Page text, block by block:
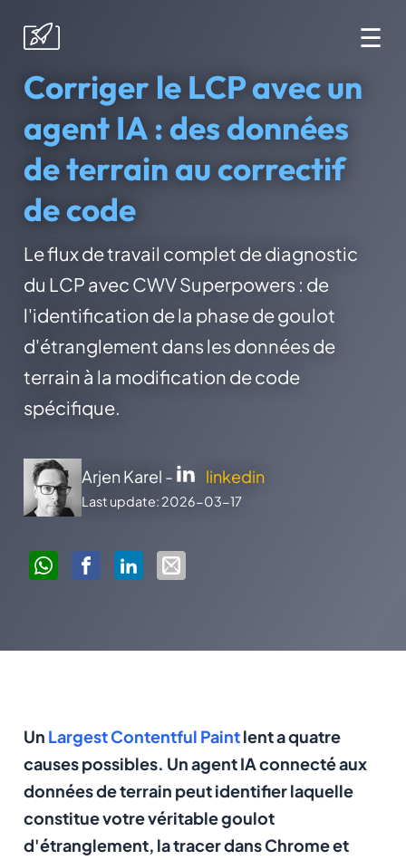
☰
Corriger le LCP avec un
agent IA : des données
de terrain au correctif
de code
Le flux de travail complet de diagnostic
du LCP avec CWV Superpowers : de
l'identification de la phase de goulot
d'étranglement dans les données de
terrain à la modification de code
spécifique.
Arjen Karel - linkedin
Last update: 2026-03-17
Un Largest Contentful Paintlent a quatre
causes possibles. Un agent IA connecté aux
données de terrain peut identifier laquelle
constitue votre véritable goulot
d'étranglement, la tracer dans Chrome et